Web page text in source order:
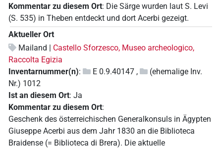
Kommentar zu diesem Ort: Die Särge wurden laut S. Levi
(S. 535) in Theben entdeckt und dort Acerbi gezeigt.
Aktueller Ort
Mailand | Castello Sforzesco, Museo archeologico,
Raccolta Egizia
Inventarnummer(n): E 0.9.40147 ,
(ehemalige Inv.
Nr.) 1012
Ist an diesem Ort: Ja
Kommentar zu diesem Ort:
Geschenk des österreichischen Generalkonsuls in Ägypten
Giuseppe Acerbi aus dem Jahr 1830 an die Biblioteca
Braidense (= Biblioteca di Brera). Die aktuelle